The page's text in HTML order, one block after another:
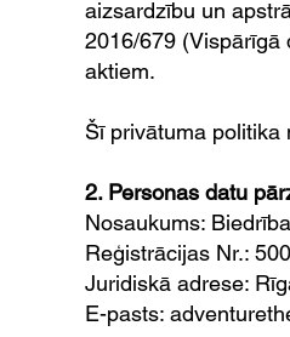
aizsardzību un
2016/679 (Vispārīgā
aktiem.
Šī privātuma politika
2. Personas datu
Nosaukums:
Reģistrācijas Nr.:
Juridiskā adrese:
E-pasts: